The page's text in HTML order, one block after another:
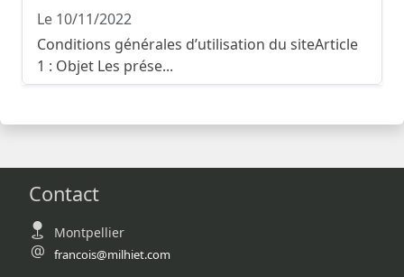
Le 10/11/2022
Conditions générales d’utilisation du siteArticle
1 : Objet Les prése...
Contact
Montpellier
francois@milhiet.com